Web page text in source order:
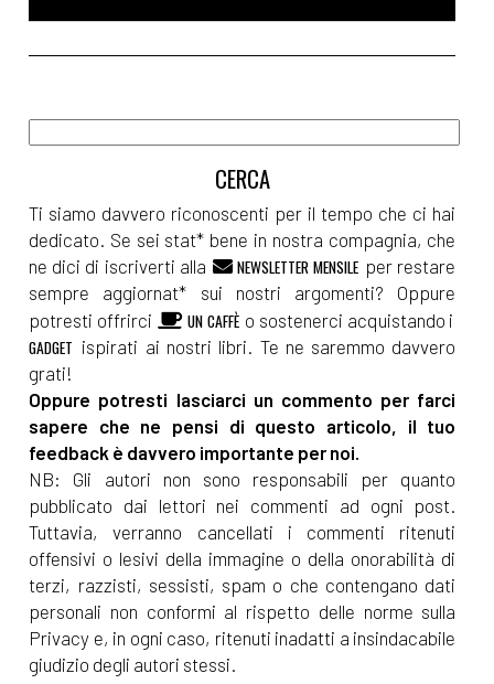
Ti siamo davvero riconoscenti per il tempo che ci hai
dedicato. Se sei stat* bene in nostra compagnia, che
ne dici di iscriverti alla
NEWSLETTER MENSILE per restare
sempre aggiornat* sui nostri argomenti? Oppure
potresti offrirci
UN CAFFÈ o sostenerci acquistando i
GADGET ispirati ai nostri libri. Te ne saremmo davvero
grati!
Oppure potresti lasciarci un commento per farci
sapere che ne pensi di questo articolo, il tuo
feedback è davvero importante per noi.
NB: Gli autori non sono responsabili per quanto
pubblicato dai lettori nei commenti ad ogni post.
Tuttavia, verranno cancellati i commenti ritenuti
offensivi o lesivi della immagine o della onorabilità di
terzi, razzisti, sessisti, spam o che contengano dati
personali non conformi al rispetto delle norme sulla
Privacy e, in ogni caso, ritenuti inadatti a insindacabile
giudizio degli autori stessi.